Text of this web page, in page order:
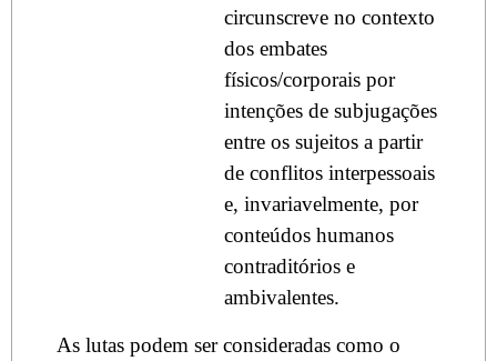
circunscreve no contexto
dos embates
físicos/corporais por
intenções de subjugações
entre os sujeitos a partir
de conflitos interpessoais
e, invariavelmente, por
conteúdos humanos
contraditórios e
ambivalentes.
As lutas podem ser consideradas como o